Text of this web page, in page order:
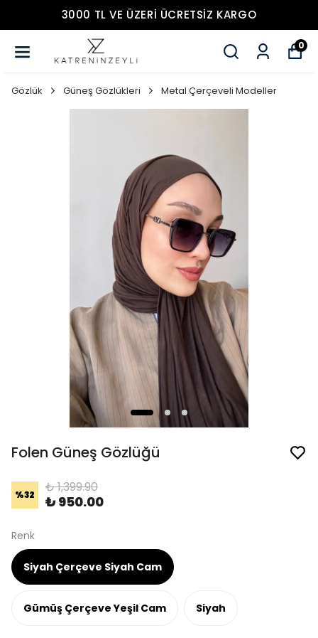
3000 TL VE ÜZERİ ÜCRETSİZ KARGO
0
Gözlük Güneş Gözlükleri Metal Çerçeveli Modeller
Folen Güneş Gözlüğü
%32 ₺ 1,399.90
₺ 950.00
Renk
Siyah Çerçeve Siyah Cam
Gümüş Çerçeve Yeşil Cam Siyah